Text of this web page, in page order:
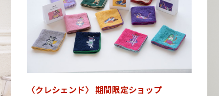
〈クレシェンド〉 期間限定ショップ